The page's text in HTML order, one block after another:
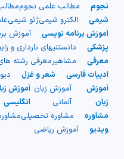
نجوم
مطالب علمی نجوم
شیمی
الکترو شیمیژئو شیمی
آموزش برنامه نویسی
آموزش
پزشکی
دانستنیهای بارداری و
معرفی
مشاهیرمعرفی رشته
ادبیات فارسی
شعر و غزل
آموزش
زبان
آموزش زبان
آلمانی
آموزش
انگلیسی
مشاوره
مشاوره تحصیلی
ویدیو
آموزش ریاضی